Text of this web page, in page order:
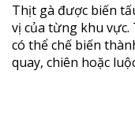
Thịt gà được biến
vị của từng khu
có thể chế biến
quay, chiên hoặc